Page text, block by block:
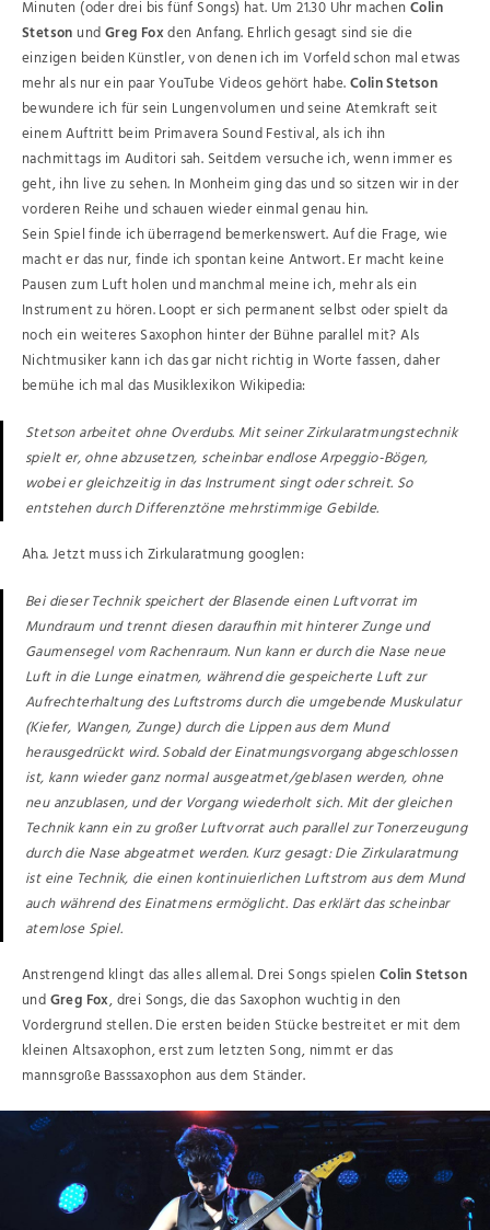
Minuten (oder drei bis fünf Songs) hat. Um 21.30 Uhr machenColin
Stetson undGreg Foxden Anfang. Ehrlich gesagt sind sie die
einzigen beiden Künstler, von denen ich im Vorfeld schon mal etwas
mehr als nur ein paar YouTube Videos gehört habe.Colin Stetson
bewundere ich für sein Lungenvolumen und seine Atemkraft seit
einem Auftritt beim Primavera Sound Festival, als ich ihn
nachmittags im Auditori sah. Seitdem versuche ich, wenn immer es
geht, ihn live zu sehen. In Monheim ging das und so sitzen wir in der
vorderen Reihe und schauen wieder einmal genau hin.
Sein Spiel finde ich überragend bemerkenswert. Auf die Frage, wie
macht er das nur, finde ich spontan keine Antwort. Er macht keine
Pausen zum Luft holen und manchmal meine ich, mehr als ein
Instrument zu hören. Loopt er sich permanent selbst oder spielt da
noch ein weiteres Saxophon hinter der Bühne parallel mit? Als
Nichtmusiker kann ich das gar nicht richtig in Worte fassen, daher
bemühe ich mal das Musiklexikon Wikipedia:
Stetson arbeitet ohne Overdubs. Mit seiner Zirkularatmungstechnik
spielt er, ohne abzusetzen, scheinbar endlose Arpeggio-Bögen,
wobei er gleichzeitig in das Instrument singt oder schreit. So
entstehen durch Differenztöne mehrstimmige Gebilde.
Aha. Jetzt muss ich Zirkularatmung googlen:
Bei dieser Technik speichert der Blasende einen Luftvorrat im
Mundraum und trennt diesen daraufhin mit hinterer Zunge und
Gaumensegel vom Rachenraum. Nun kann er durch die Nase neue
Luft in die Lunge einatmen, während die gespeicherte Luft zur
Aufrechterhaltung des Luftstroms durch die umgebende Muskulatur
(Kiefer, Wangen, Zunge) durch die Lippen aus dem Mund
herausgedrückt wird. Sobald der Einatmungsvorgang abgeschlossen
ist, kann wieder ganz normal ausgeatmet/geblasen werden, ohne
neu anzublasen, und der Vorgang wiederholt sich. Mit der gleichen
Technik kann ein zu großer Luftvorrat auch parallel zur Tonerzeugung
durch die Nase abgeatmet werden. Kurz gesagt: Die Zirkularatmung
ist eine Technik, die einen kontinuierlichen Luftstrom aus dem Mund
auch während des Einatmens ermöglicht. Das erklärt das scheinbar
atemlose Spiel.
Anstrengend klingt das alles allemal. Drei Songs spielenColin Stetson
undGreg Fox, drei Songs, die das Saxophon wuchtig in den
Vordergrund stellen. Die ersten beiden Stücke bestreitet er mit dem
kleinen Altsaxophon, erst zum letzten Song, nimmt er das
mannsgroße Basssaxophon aus dem Ständer.